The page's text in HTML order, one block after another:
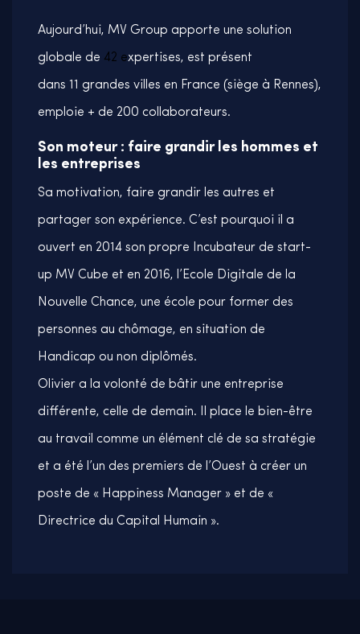
Aujourd’hui, MV Group apporte une solution
globale de 42 expertises, est présent
dans 11 grandes villes en France (siège à Rennes),
emploie + de 200 collaborateurs.
Son moteur : faire grandir les hommes et
les entreprises
Sa motivation, faire grandir les autres et
partager son expérience. C’est pourquoi il a
ouvert en 2014 son propre Incubateur de start-
up MV Cube et en 2016, l’Ecole Digitale de la
Nouvelle Chance, une école pour former des
personnes au chômage, en situation de
Handicap ou non diplômés.
Olivier a la volonté de bâtir une entreprise
différente, celle de demain. Il place le bien-être
au travail comme un élément clé de sa stratégie
et a été l’un des premiers de l’Ouest à créer un
poste de « Happiness Manager » et de «
Directrice du Capital Humain ».